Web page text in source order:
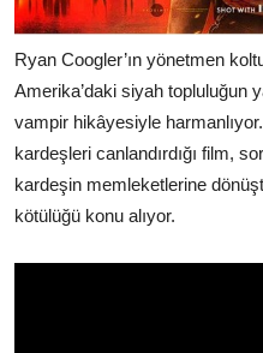
Ryan Coogler’ın yönetmen
Amerika’daki siyah topluluğun
vampir hikâyesiyle
kardeşleri canlandırdığı film,
kardeşin memleketlerine
kötülüğü konu alıyor.